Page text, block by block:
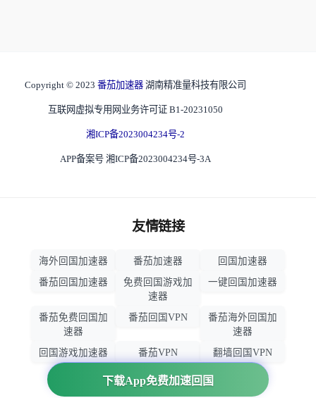
下载App免费加速回国
Copyright © 2023 番茄加速器 湖南精准量科技有限公司
互联网虚拟专用网业务许可证 B1-20231050
湘ICP备2023004234号-2
APP备案号 湘ICP备2023004234号-3A
友情链接
海外回国加速器 番茄加速器
回国加速器
番茄回国加速器
免费回国游戏加
速器
一键回国加速器
番茄免费回国加
速器
番茄回国VPN
番茄海外回国加
速器
回国游戏加速器
番茄VPN
翻墙回国VPN
归雁加速器
回国VPN推荐